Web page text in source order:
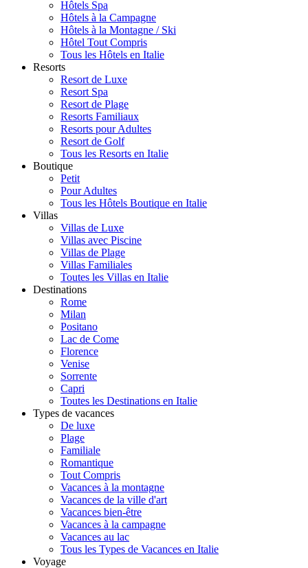
Hôtels Spa
Hôtels à la Campagne
Hôtels à la Montagne / Ski
Hôtel Tout Compris
Tous les Hôtels en Italie
Resorts
Resort de Luxe
Resort Spa
Resort de Plage
Resorts Familiaux
Resorts pour Adultes
Resort de Golf
Tous les Resorts en Italie
Boutique
Petit
Pour Adultes
Tous les Hôtels Boutique en Italie
Villas
Villas de Luxe
Villas avec Piscine
Villas de Plage
Villas Familiales
Toutes les Villas en Italie
Destinations
Rome
Milan
Positano
Lac de Come
Florence
Venise
Sorrente
Capri
Toutes les Destinations en Italie
Types de vacances
De luxe
Plage
Familiale
Romantique
Tout Compris
Vacances à la montagne
Vacances de la ville d'art
Vacances bien-être
Vacances à la campagne
Vacances au lac
Tous les Types de Vacances en Italie
Voyage